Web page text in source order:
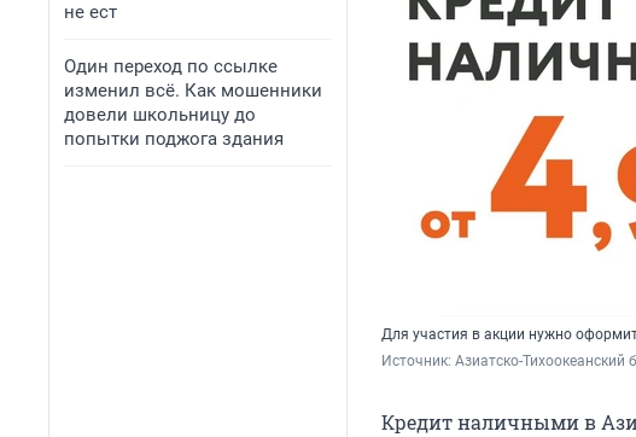
не ест
Один переход по ссылке
изменил всё. Как мошенники
довели школьницу до
попытки поджога здания
Для участия в акции нужно
Источник: Азиатско-Тихоокеанский
Кредит наличными в